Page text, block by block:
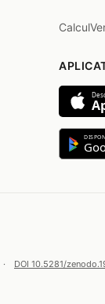
· DOI 10.5281/